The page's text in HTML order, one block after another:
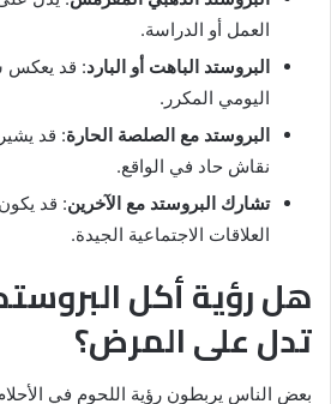
العمل أو الدراسة.
البروستد الباهت أو البارد: قد يعكس
اليومي المكرر.
البروستد مع الصلصة الحارة: قد
نقاش حاد في الواقع.
تشارك البروستد مع الآخرين: قد
العلاقات الاجتماعية الجيدة.
هل رؤية أكل
تدل على المرض؟
بعض الناس يربطون رؤية اللحوم في